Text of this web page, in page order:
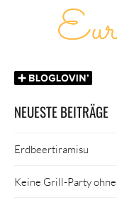
NEUESTE BEITRÄGE
Erdbeertiramisu
Keine Grill-Party